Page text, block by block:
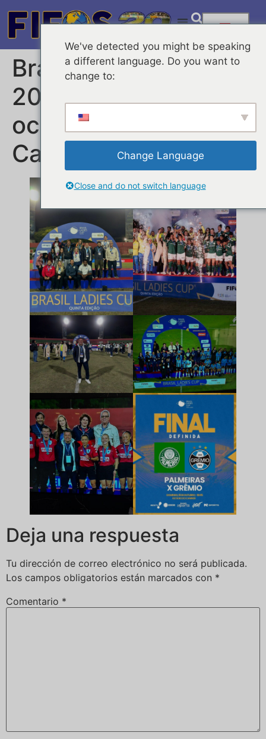
Brasil Ladies Cup
2025 del 16 al 19 de
octubre y Palmeiras
Campeón
Deja una respuesta
Tu dirección de correo electrónico no será publicada.
Los campos obligatorios están marcados con *
Comentario *
We've detected you might be speaking
a different language. Do you want to
change to:
Change Language
Close and do not switch language